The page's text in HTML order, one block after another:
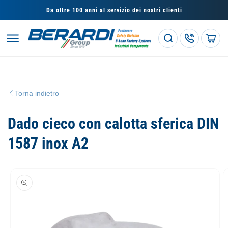
direttamente
ai contenuti
Da oltre 100 anni al servizio dei nostri clienti
Carrello
Torna indietro
Dado cieco con calotta sferica DIN
1587 inox A2
sul prodotto